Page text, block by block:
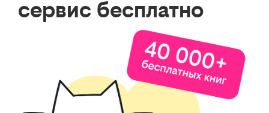
сервис бесплатно